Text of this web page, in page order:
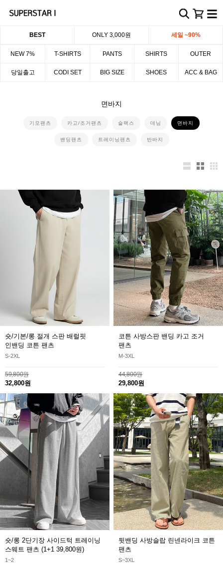
BEST ONLY 3,000원 세일 ~90%
NEW 7% T-SHIRTS PANTS SHIRTS OUTER
당일출고 CODI SET BIG SIZE SHOES ACC & BAG
면바지
기모팬츠 카고/조거팬츠 슬랙스 데님 면바지
밴딩팬츠 트레이닝팬츠 반바지
숏/기본/롱 절개 스판 배럴핏
인밴딩 코튼 팬츠
S-2XL
59,800원
32,800원
코튼 사방스판 밴딩 카고 조거
팬츠
M-3XL
44,800원
29,800원
숏/롱 2단기장 사이드턱 트레이닝
스웨트 팬츠 (1+1 39,800원)
1~2
뒷밴딩 사방슬랍 린넨라이크 코튼
팬츠
S~3XL